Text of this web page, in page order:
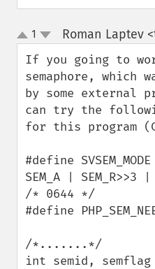
up
down
1 Roman Laptev
If you going to
semaphore, which
by some external
can try the
for this program
#define
SEM_A | SEM_R>>3 |
/* 0644 */
#define
/*.......*/
int semid, semflag